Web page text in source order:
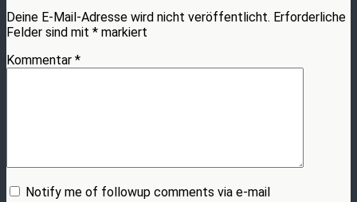
Deine E-Mail-Adresse wird nicht veröffentlicht. Erforderliche
Felder sind mit * markiert
Kommentar *
Notify me of followup comments via e-mail